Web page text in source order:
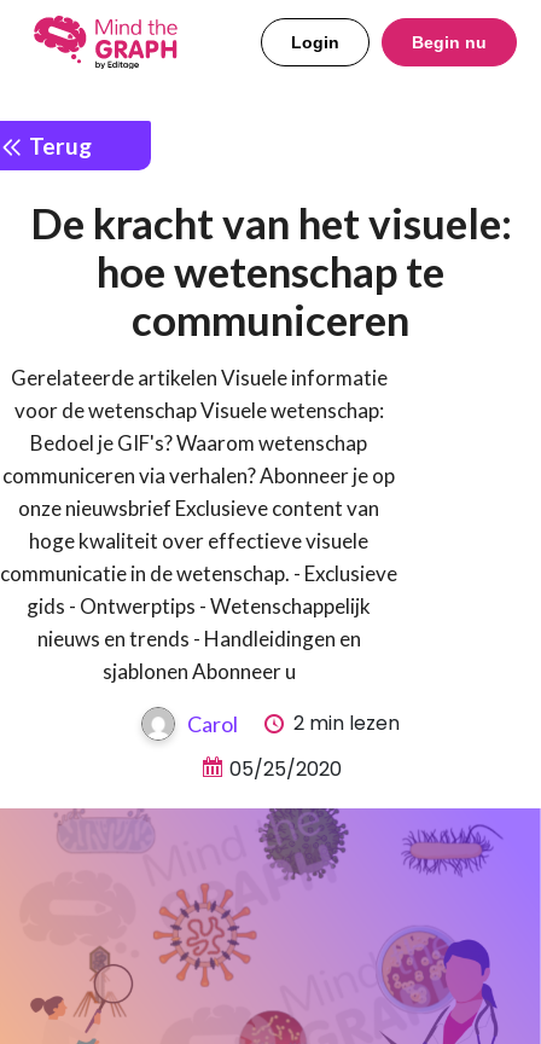
Login Begin nu
Terug
De kracht van het visuele:
hoe wetenschap te
communiceren
Gerelateerde artikelen Visuele informatie
voor de wetenschap Visuele wetenschap:
Bedoel je GIF's? Waarom wetenschap
communiceren via verhalen? Abonneer je op
onze nieuwsbrief Exclusieve content van
hoge kwaliteit over effectieve visuele
communicatie in de wetenschap. - Exclusieve
gids - Ontwerptips - Wetenschappelijk
nieuws en trends - Handleidingen en
sjablonen Abonneer u
Carol
2 min lezen
05/25/2020